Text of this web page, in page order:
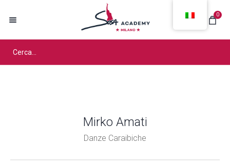
0
Mirko Amati
Danze Caraibiche